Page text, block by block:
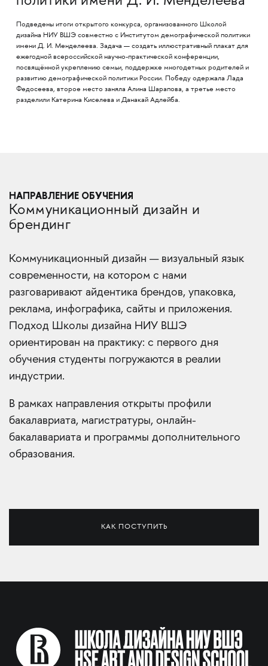
Подведены итоги открытого конкурса, организованного Школой
дизайна НИУ ВШЭ совместно с Институтом демографической политики
имени Д. И. Менделеева. Задача — создать иллюстративный плакат для
ежегодной всероссийской научно-практической конференции,
посвящённой укреплению семьи, поддержке многодетных родителей и
развитию демографической политики России. Победу одержала Лада
Федосеева, второе место заняла Алина Шарапова, а третье место
разделили Катерина Киселева и Данакай Адлейба.
НАПРАВЛЕНИЕ ОБУЧЕНИЯ
Коммуникационный дизайн и
брендинг
Коммуникационный дизайн — визуальный язык
современности, на котором с нами
разговаривают айдентика брендов, упаковка,
реклама, инфографика, сайты и приложения.
Подход Школы дизайна НИУ ВШЭ
ориентирован на практику: с первого дня
обучения студенты погружаются в реалии
индустрии.
В рамках направления открыты профили
бакалавриата, магистратуры, онлайн-
бакалавариата и программы дополнительного
образования.
КАК ПОСТУПИТЬ